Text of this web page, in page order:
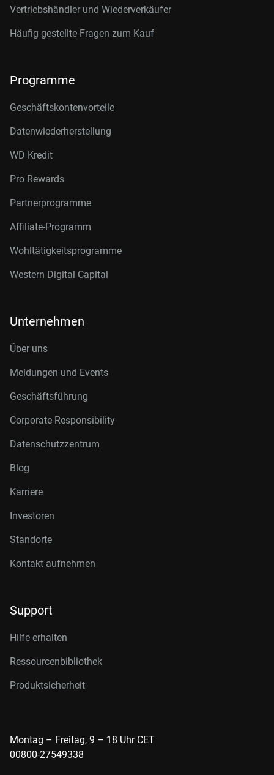
Vertriebshändler und Wiederverkäufer
Häufig gestellte Fragen zum Kauf
Programme
Geschäftskontenvorteile
Datenwiederherstellung
WD Kredit
Pro Rewards
Partnerprogramme
Affiliate-Programm
Wohltätigkeitsprogramme
Western Digital Capital
Unternehmen
Über uns
Meldungen und Events
Geschäftsführung
Corporate Responsibility
Datenschutzzentrum
Blog
Karriere
Investoren
Standorte
Kontakt aufnehmen
Support
Hilfe erhalten
Ressourcenbibliothek
Produktsicherheit
Montag – Freitag, 9 – 18 Uhr CET
00800-27549338